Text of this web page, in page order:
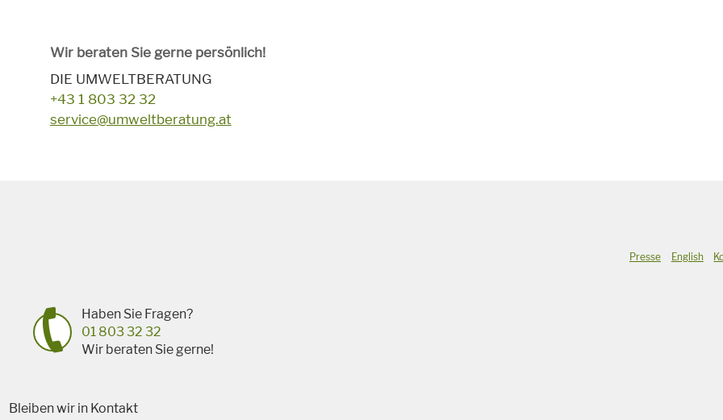
Wir beraten Sie gerne persönlich!
DIE UMWELTBERATUNG
+43 1 803 32 32
service@umweltberatung.at
Presse English
Haben Sie Fragen?
01 803 32 32
Wir beraten Sie gerne!
Bleiben wir in Kontakt